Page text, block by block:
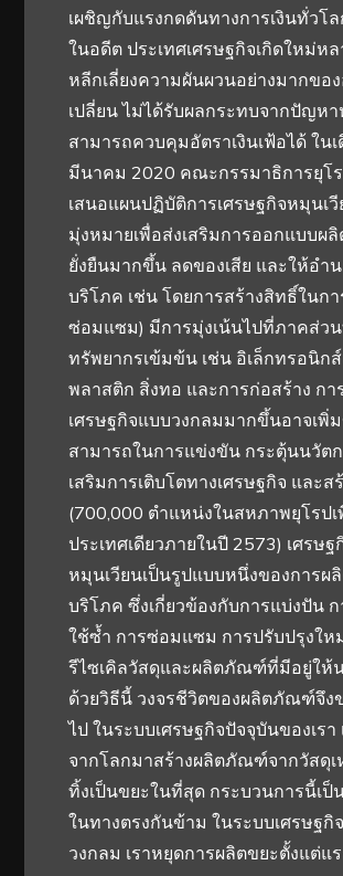
เผชิญกับแรงกดดันทางการเงินทั่วโล
ในอดีต ประเทศเศรษฐกิจเกิดใหม่ห
หลีกเลี่ยงความผันผวนอย่างมากขอ
เปลี่ยน ไม่ได้รับผลกระทบจากปัญห
สามารถควบคุมอัตราเงินเฟ้อได้ ใน
มีนาคม 2020 คณะกรรมาธิการยุโ
เสนอแผนปฏิบัติการเศรษฐกิจหมุนเ
มุ่งหมายเพื่อส่งเสริมการออกแบบ
ยั่งยืนมากขึ้น ลดของเสีย และให้อำ
บริโภค เช่น โดยการสร้างสิทธิ์ในกา
ซ่อมแซม) มีการมุ่งเน้นไปที่ภาคส่ว
ทรัพยากรเข้มข้น เช่น อิเล็กทรอนิก
พลาสติก สิ่งทอ และการก่อสร้าง กา
เศรษฐกิจแบบวงกลมมากขึ้นอาจเพิ่
สามารถในการแข่งขัน กระตุ้นนวัต
เสริมการเติบโตทางเศรษฐกิจ และส
(700,000 ตำแหน่งในสหภาพยุโรปเ
ประเทศเดียวภายในปี 2573) เศรษฐ
หมุนเวียนเป็นรูปแบบหนึ่งของการผ
บริโภค ซึ่งเกี่ยวข้องกับการแบ่งปัน ก
ใช้ซ้ำ การซ่อมแซม การปรับปรุงให
รีไซเคิลวัสดุและผลิตภัณฑ์ที่มีอยู่ให้
ด้วยวิธีนี้ วงจรชีวิตของผลิตภัณฑ์จึง
ไป ในระบบเศรษฐกิจปัจจุบันของเรา
จากโลกมาสร้างผลิตภัณฑ์จากวัสดุเ
ทิ้งเป็นขยะในที่สุด กระบวนการนี้เป็
ในทางตรงกันข้าม ในระบบเศรษฐกิ
วงกลม เราหยุดการผลิตขยะตั้งแต่แ